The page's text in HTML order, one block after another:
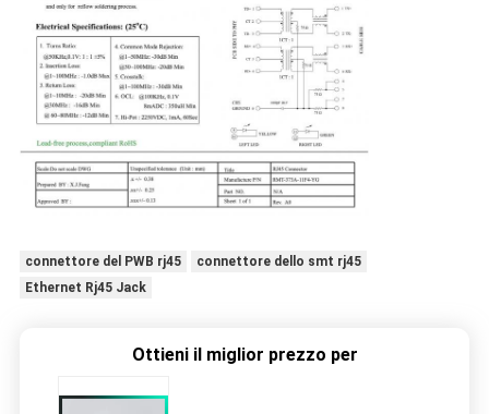
connettore del PWB rj45
connettore dello smt rj45
Ethernet Rj45 Jack
Ottieni il miglior prezzo per